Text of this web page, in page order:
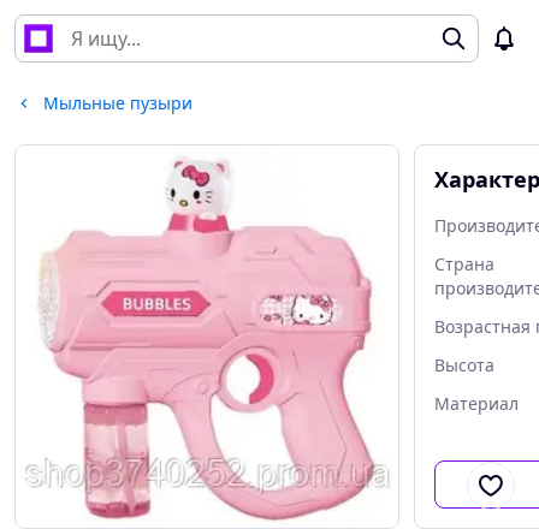
Мыльные пузыри
Страна
Возрастная
Высота
Материал